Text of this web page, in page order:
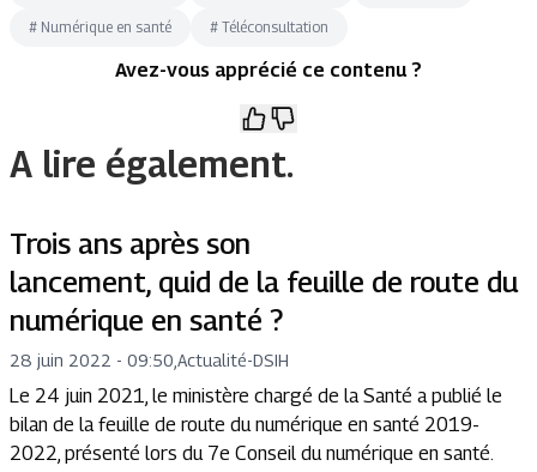
# Numérique en santé # Téléconsultation
Avez-vous apprécié ce contenu ?
A lire également.
Trois ans après son
lancement, quid de la feuille de route du
numérique en santé ?
28 juin 2022 - 09:50 Actualité-DSIH
Le 24 juin 2021, le ministère chargé de la Santé a publié le
bilan de la feuille de route du numérique en santé 2019-
2022, présenté lors du 7e Conseil du numérique en santé.